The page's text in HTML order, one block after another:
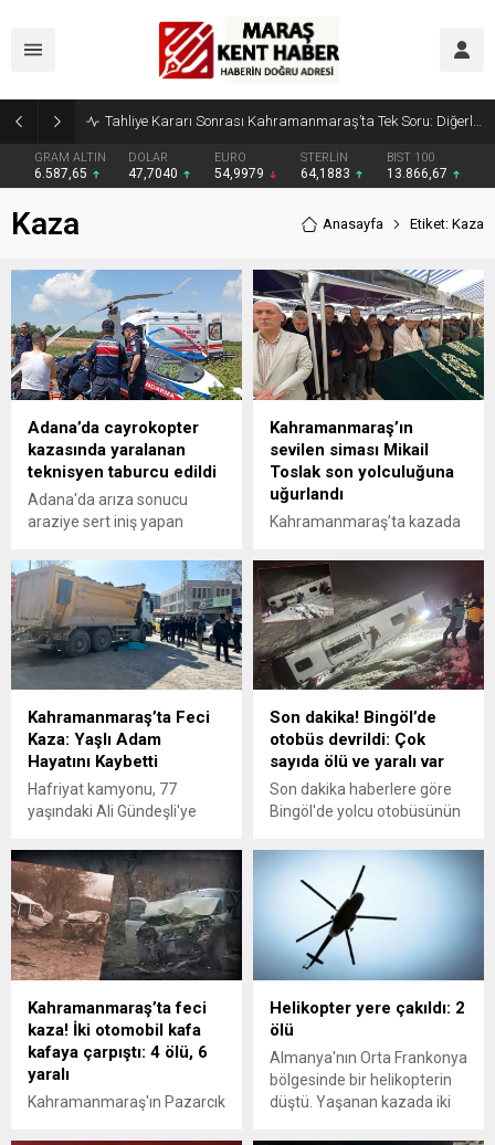
Tahliye Kararı Sonrası Kahramanmaraş’ta Tek Soru: Diğerleri neden İçeride?
GRAM ALTIN
6.587,65
DOLAR
47,7040
EURO
54,9979
STERLİN
64,1883
BIST 100
13.866,67
Kaza Anasayfa Etiket: Kaza
Adana’da cayrokopter
kazasında yaralanan
teknisyen taburcu edildi
Adana'da arıza sonucu
araziye sert iniş yapan
yaralanan teknisyen
astsubay Fatih Gül taburcu
oldu, pilot üsteğmen
İbrahim Çelebi'nin tedavisi
sürüyor.
Kahramanmaraş’ın
sevilen siması Mikail
Toslak son yolculuğuna
uğurlandı
Kahramanmaraş’ta kazada
sevilen siması Mikail Toslak
son yolculuğuna uğurlandı.
Kahramanmaraş’ta Feci
Kaza: Yaşlı Adam
Hayatını Kaybetti
Hafriyat kamyonu, 77
yaşındaki Ali Gündeşli'ye
oldu. Olay soruşturuluyor.
Son dakika! Bingöl’de
otobüs devrildi: Çok
sayıda ölü ve yaralı var
Son dakika haberlere göre
Bingöl'de yolcu otobüsünün
bölgeye çok sayıda
ambulans ve kurtarma ekibi
sevk edildi.
Kahramanmaraş’ta feci
kaza! İki otomobil kafa
kafaya çarpıştı: 4 ölü, 6
yaralı
Kahramanmaraş'ın Pazarcık
Helikopter yere çakıldı: 2
ölü
Almanya'nın Orta Frankonya
bölgesinde bir helikopterin
düştü. Yaşanan kazada iki